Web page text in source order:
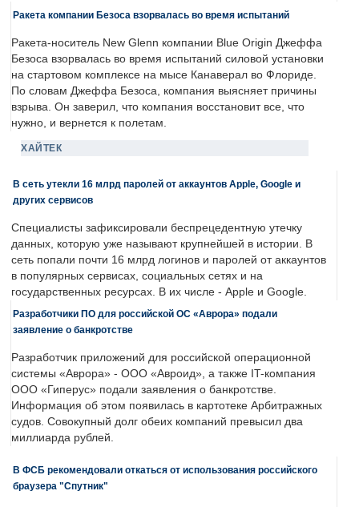
Ракета компании Безоса взорвалась во время испытаний
Ракета-носитель New Glenn компании Blue Origin Джеффа
Безоса взорвалась во время испытаний силовой установки
на стартовом комплексе на мысе Канаверал во Флориде.
По словам Джеффа Безоса, компания выясняет причины
взрыва. Он заверил, что компания восстановит все, что
нужно, и вернется к полетам.
ХАЙТЕК
В сеть утекли 16 млрд паролей от аккаунтов Apple, Google и
других сервисов
Специалисты зафиксировали беспрецедентную утечку
данных, которую уже называют крупнейшей в истории. В
сеть попали почти 16 млрд логинов и паролей от аккаунтов
в популярных сервисах, социальных сетях и на
государственных ресурсах. В их числе - Apple и Google.
Разработчики ПО для российской ОС «Аврора» подали
заявление о банкротстве
Разработчик приложений для российской операционной
системы «Аврора» - ООО «Авроид», а также IT-компания
ООО «Гиперус» подали заявления о банкротстве.
Информация об этом появилась в картотеке Арбитражных
судов. Совокупный долг обеих компаний превысил два
миллиарда рублей.
В ФСБ рекомендовали откаться от использования российского
браузера "Спутник"